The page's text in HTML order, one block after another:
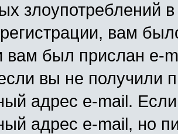
злоупотреблений
вам
вам был прислан e-
вы не получили
адрес e-mail.
адрес e-mail, но